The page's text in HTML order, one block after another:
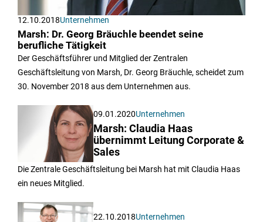
12.10.2018Unternehmen
Marsh: Dr. Georg Bräuchle beendet seine
berufliche Tätigkeit
Der Geschäftsführer und Mitglied der Zentralen
Geschäftsleitung von Marsh, Dr. Georg Bräuchle, scheidet zum
30. November 2018 aus dem Unternehmen aus.
09.01.2020Unternehmen
Marsh: Claudia Haas
übernimmt Leitung Corporate &
Sales
Die Zentrale Geschäftsleitung bei Marsh hat mit Claudia Haas
ein neues Mitglied.
22.10.2018Unternehmen